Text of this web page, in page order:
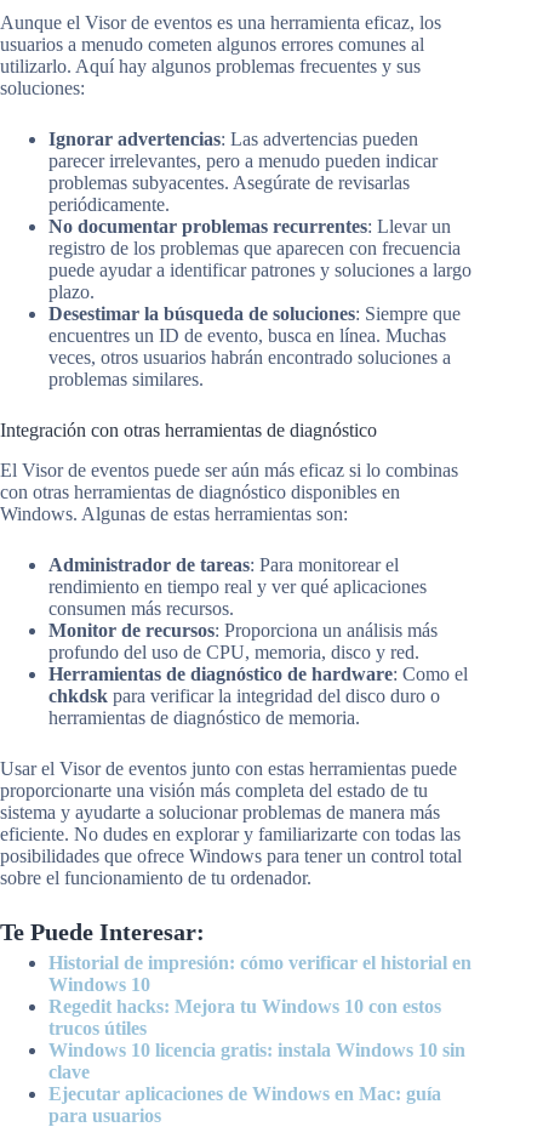
Aunque el Visor de eventos es una herramienta eficaz, los
usuarios a menudo cometen algunos errores comunes al
utilizarlo. Aquí hay algunos problemas frecuentes y sus
soluciones:
Ignorar advertencias: Las advertencias pueden
parecer irrelevantes, pero a menudo pueden indicar
problemas subyacentes. Asegúrate de revisarlas
periódicamente.
No documentar problemas recurrentes: Llevar un
registro de los problemas que aparecen con frecuencia
puede ayudar a identificar patrones y soluciones a largo
plazo.
Desestimar la búsqueda de soluciones: Siempre que
encuentres un ID de evento, busca en línea. Muchas
veces, otros usuarios habrán encontrado soluciones a
problemas similares.
Integración con otras herramientas de diagnóstico
El Visor de eventos puede ser aún más eficaz si lo combinas
con otras herramientas de diagnóstico disponibles en
Windows. Algunas de estas herramientas son:
Administrador de tareas: Para monitorear el
rendimiento en tiempo real y ver qué aplicaciones
consumen más recursos.
Monitor de recursos: Proporciona un análisis más
profundo del uso de CPU, memoria, disco y red.
Herramientas de diagnóstico de hardware: Como el
chkdsk para verificar la integridad del disco duro o
herramientas de diagnóstico de memoria.
Usar el Visor de eventos junto con estas herramientas puede
proporcionarte una visión más completa del estado de tu
sistema y ayudarte a solucionar problemas de manera más
eficiente. No dudes en explorar y familiarizarte con todas las
posibilidades que ofrece Windows para tener un control total
sobre el funcionamiento de tu ordenador.
Te Puede Interesar:
Historial de impresión: cómo verificar el historial en
Windows 10
Regedit hacks: Mejora tu Windows 10 con estos
trucos útiles
Windows 10 licencia gratis: instala Windows 10 sin
clave
Ejecutar aplicaciones de Windows en Mac: guía
para usuarios